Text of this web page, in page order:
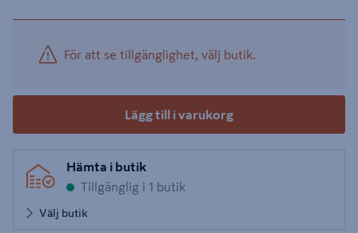
För att se tillgänglighet, välj butik.
Lägg till i varukorg
Hämta i butik
Tillgänglig i 1 butik
Välj butik